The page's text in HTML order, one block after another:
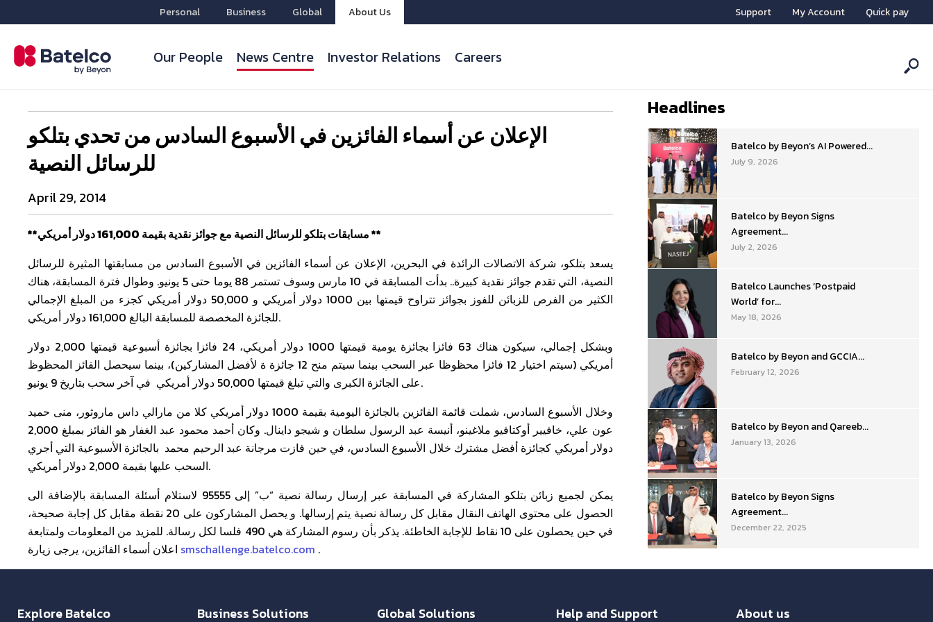
Support My Account Quick pay
Personal Business Global About Us
Our People News Centre Investor Relations Careers
الإعلان عن أسماء الفائزين في الأسبوع السادس من تحدي بتلكو
للرسائل النصية
April 29, 2014
**مسابقات بتلكو للرسائل النصية مع جوائز نقدية بقيمة 161,000 دولار أمريكي **
يسعد بتلكو، شركة الاتصالات الرائدة في البحرين، الإعلان عن أسماء الفائزين في الأسبوع السادس من مسابقتها المثيرة للرسائل
النصية، التي تقدم جوائز نقدية كبيرة.. بدأت المسابقة في 10 مارس وسوف تستمر 88 يوما حتى 5 يونيو. وطوال فترة المسابقة، هناك
الكثير من الفرص للزبائن للفوز بجوائز تتراوح قيمتها بين 1000 دولار أمريكي و 50,000 دولار أمريكي كجزء من المبلغ الإجمالي
للجائزة المخصصة للمسابقة البالغ 161,000 دولار أمريكي.
وبشكل إجمالي، سيكون هناك 63 فائزا بجائزة يومية قيمتها 1000 دولار أمريكي، 24 فائزا بجائزة أسبوعية قيمتها 2,000 دولار
أمريكي (سيتم اختيار 12 فائزا محظوظا عبر السحب بينما سيتم منح 12 جائزة ة لأفضل المشاركين)، بينما سيحصل الفائز المحظوظ
على الجائزة الكبرى والتي تبلغ قيمتها 50,000 دولار أمريكي في آخر سحب بتاريخ 9 يونيو.
وخلال الأسبوع السادس، شملت قائمة الفائزين بالجائزة اليومية بقيمة 1000 دولار أمريكي كلا من مارالي داس ماروثور، منى حميد
عون علي، خافيير أوكتافيو ملاغينو، أنيسة عبد الرسول سلطان و شيجو داينال. وكان أحمد محمود عبد الغفار هو الفائز بمبلغ 2,000
دولار أمريكي كجائزة أفضل مشترك خلال الأسبوع السادس، في حين فازت مرجانة عبد الرحيم محمد بالجائزة الأسبوعية التي أجري
السحب عليها بقيمة 2,000 دولار أمريكي.
يمكن لجميع زبائن بتلكو المشاركة في المسابقة عبر إرسال رسالة نصية “ب” إلى 95555 لاستلام أسئلة المسابقة بالإضافة الى
الحصول على محتوى الهاتف النقال مقابل كل رسالة نصية يتم إرسالها. و يحصل المشاركون على 20 نقطة مقابل كل إجابة صحيحة،
في حين يحصلون على 10 نقاط للإجابة الخاطئة. يذكر بأن رسوم المشاركة هي 490 فلسا لكل رسالة. للمزيد من المعلومات ولمتابعة
smschallenge.batelco.com .
Headlines
Batelco by Beyon’s AI Powered...
July 9, 2026
Batelco by Beyon Signs
Agreement...
July 2, 2026
Batelco Launches ‘Postpaid
World’ for...
May 18, 2026
Batelco by Beyon and GCCIA...
February 12, 2026
Batelco by Beyon and Qareeb...
January 13, 2026
Batelco by Beyon Signs
Agreement...
December 22, 2025
Explore Batelco Business Solutions Global Solutions Help and Support About us